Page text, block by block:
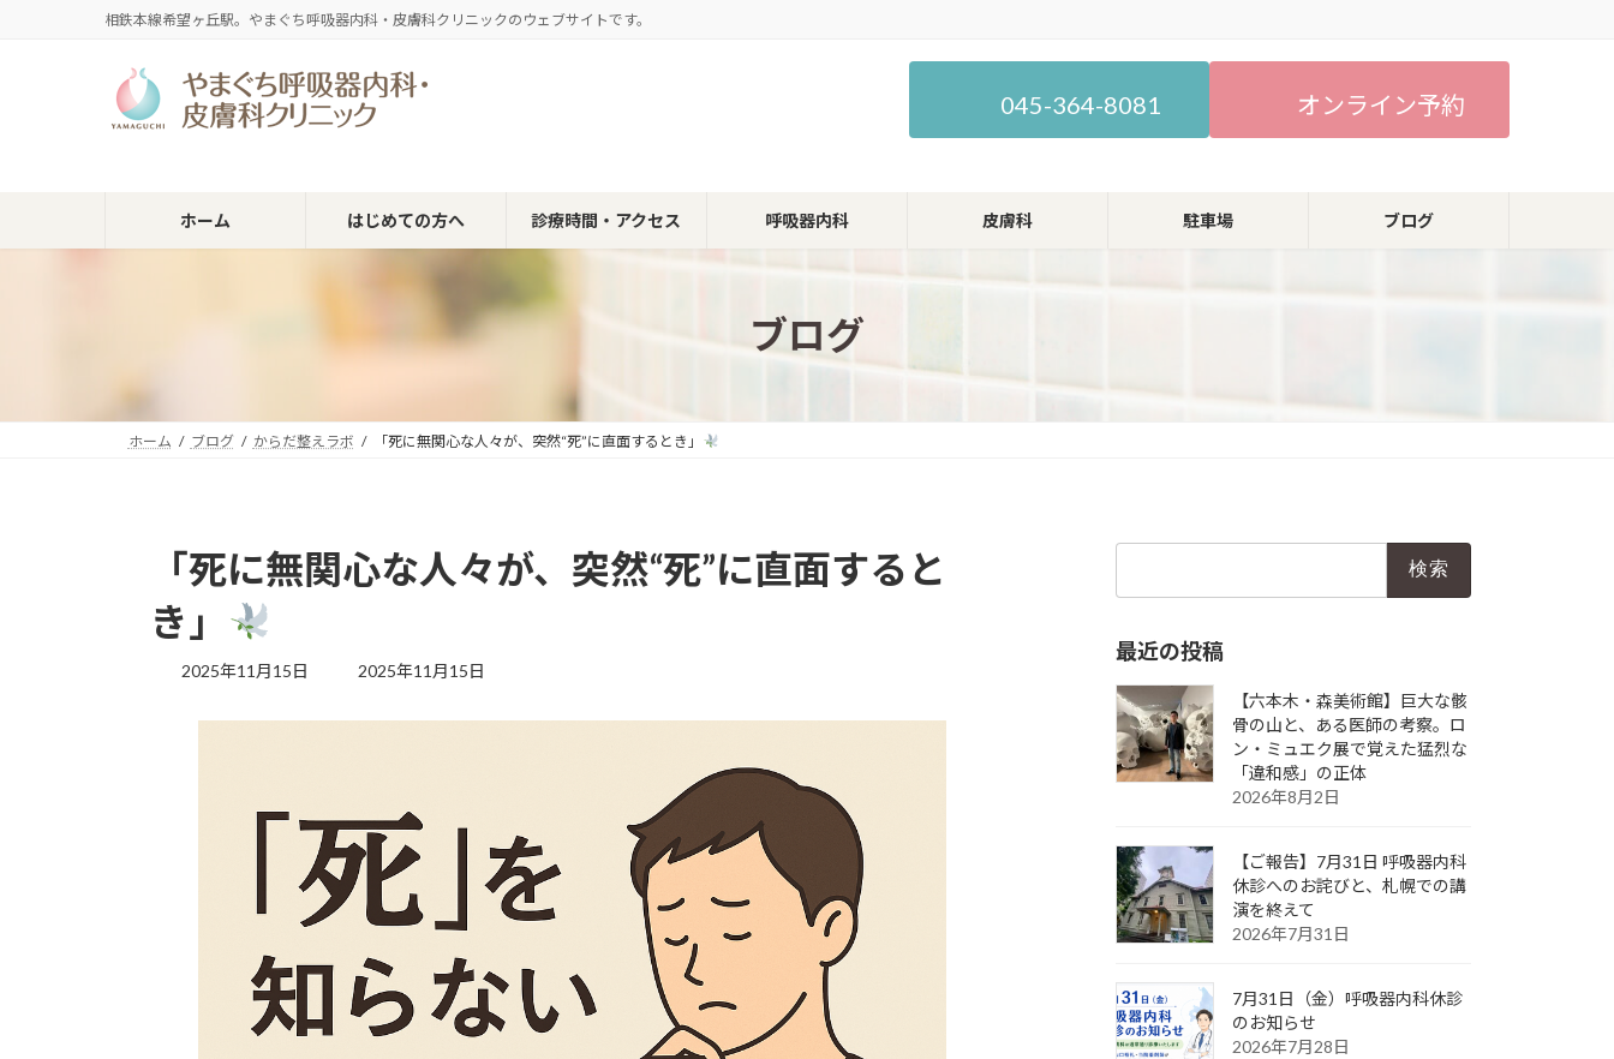
ッ
移
相鉄本線希望ヶ丘駅。やまぐち呼吸器内科・皮膚科クリニックのウェブサイトです。
045-364-8081 オンライン予約
ホーム はじめての方へ 診療時間・アクセス 呼吸器内科 皮膚科 駐車場 ブログ
ブログ
ホーム ブログ からだ整えラボ 「死に無関心な人々が、突然“死”に直面するとき」
「死に無関心な人々が、突然“死”に直面すると
き」
2025年11月15日
最
更
2025年11月15日
最近の投稿
【六本木・森美術館】巨大な骸
骨の山と、ある医師の考察。ロ
ン・ミュエク展で覚えた猛烈な
「違和感」の正体
2026年8月2日
【ご報告】7月31日 呼吸器内科
休診へのお詫びと、札幌での講
演を終えて
2026年7月31日
7月31日（金）呼吸器内科休診
のお知らせ
2026年7月28日